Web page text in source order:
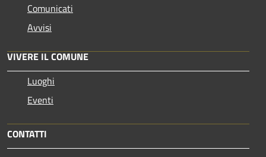
Comunicati
Avvisi
VIVERE IL COMUNE
Luoghi
Eventi
CONTATTI